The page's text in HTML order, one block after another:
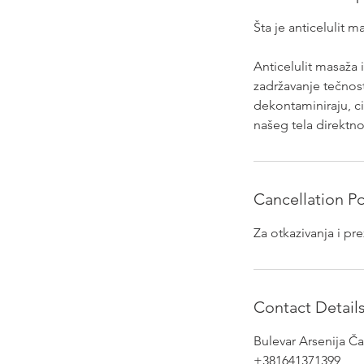
Šta je anticelulit
Anticelulit
zadržavanje
dekontaminiraju,
našeg tela
Cancellation
Za otkazivanja i
Contact Details
Bulevar Arsenija
+381641371399